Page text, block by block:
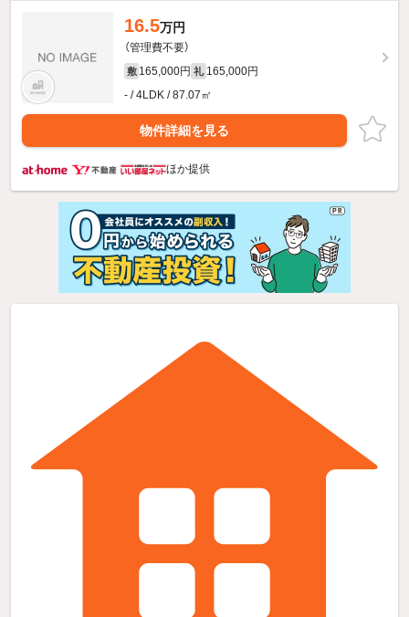
16.5万円
（管理費不要）
敷 165,000円 礼 165,000円
- / 4LDK / 87.07㎡
物件詳細を見る
ほか提供